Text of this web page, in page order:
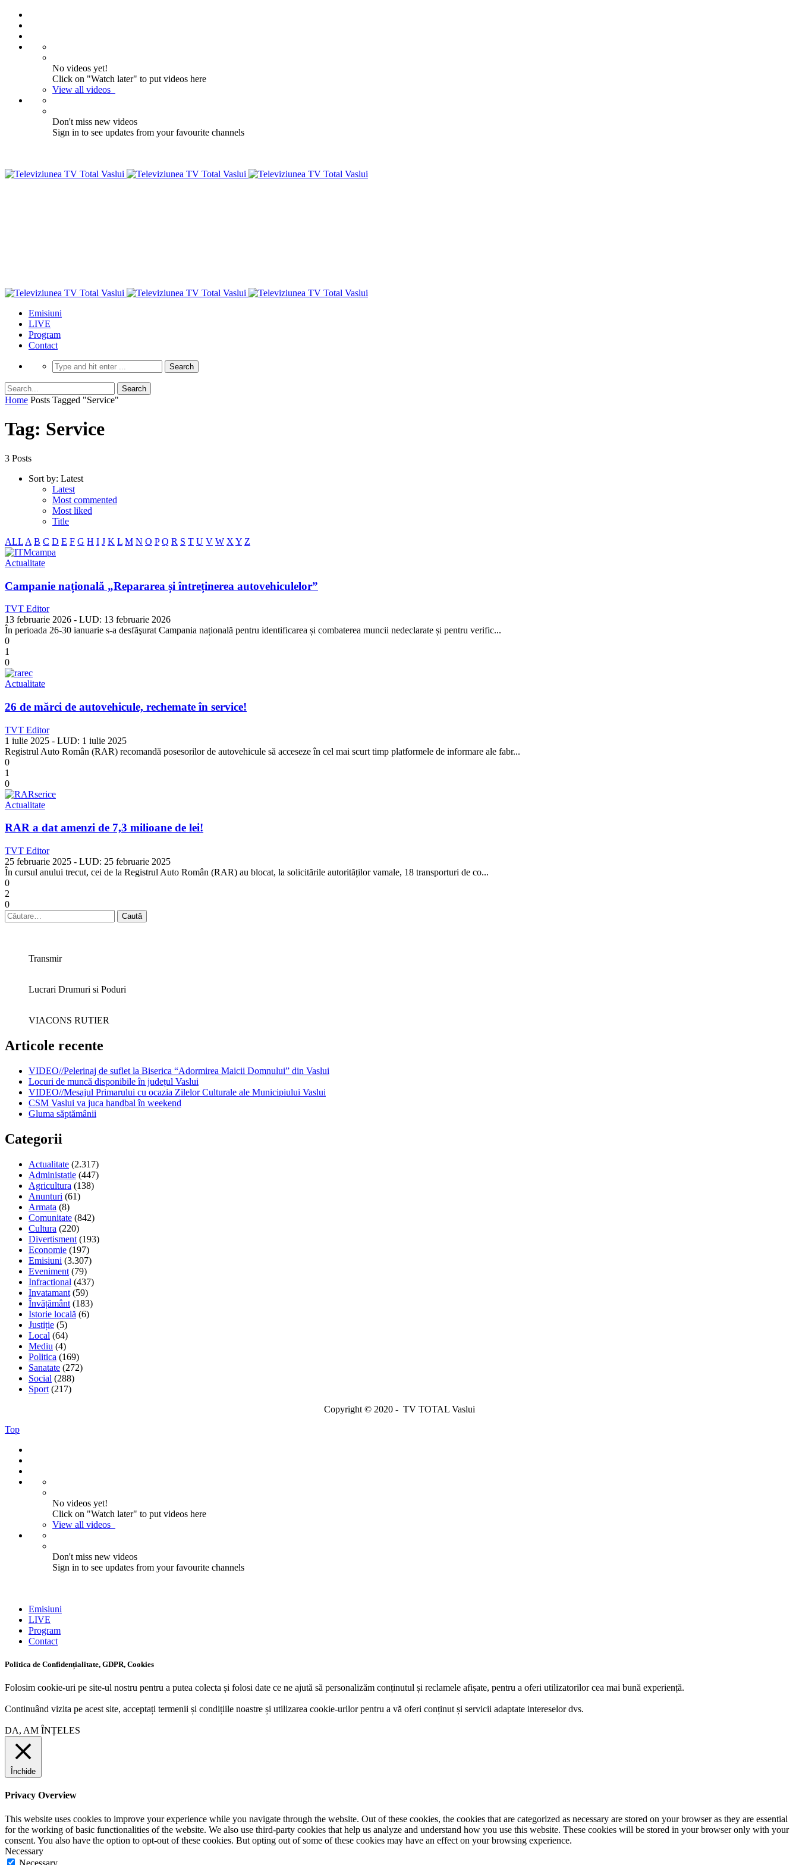
No videos yet!
Click on "Watch later" to put videos here
View all videos
Don't miss new videos
Sign in to see updates from your favourite channels
Emisiuni
LIVE
Program
Contact
Home Posts Tagged "Service"
Tag: Service
3 Posts
Sort by: Latest
Latest
Most commented
Most liked
Title
ALL A B C D E F G H I J K L M N O P Q R S T U V W X Y Z
Actualitate
Campanie națională „Repararea și întreținerea autovehiculelor”
TVT Editor
13 februarie 2026 - LUD: 13 februarie 2026
În perioada 26-30 ianuarie s-a desfăşurat Campania națională pentru identificarea și combaterea muncii nedeclarate și pentru verific...
0
1
0
Actualitate
26 de mărci de autovehicule, rechemate în service!
TVT Editor
1 iulie 2025 - LUD: 1 iulie 2025
Registrul Auto Român (RAR) recomandă posesorilor de autovehicule să acceseze în cel mai scurt timp platformele de informare ale fabr...
0
1
0
Actualitate
RAR a dat amenzi de 7,3 milioane de lei!
TVT Editor
25 februarie 2025 - LUD: 25 februarie 2025
În cursul anului trecut, cei de la Registrul Auto Român (RAR) au blocat, la solicitările autorităților vamale, 18 transporturi de co...
0
2
0
Caută
după:
Transmir
Lucrari Drumuri si Poduri
VIACONS RUTIER
Articole recente
VIDEO//Pelerinaj de suflet la Biserica “Adormirea Maicii Domnului” din Vaslui
Locuri de muncă disponibile în județul Vaslui
VIDEO//Mesajul Primarului cu ocazia Zilelor Culturale ale Municipiului Vaslui
CSM Vaslui va juca handbal în weekend
Gluma săptămânii
Categorii
Actualitate (2.317)
Administatie (447)
Agricultura (138)
Anunturi (61)
Armata (8)
Comunitate (842)
Cultura (220)
Divertisment (193)
Economie (197)
Emisiuni (3.307)
Eveniment (79)
Infractional (437)
Invatamant (59)
Învățământ (183)
Istorie locală (6)
Justiție (5)
Local (64)
Mediu (4)
Politica (169)
Sanatate (272)
Social (288)
Sport (217)
Copyright © 2020 - TV TOTAL Vaslui
Top
No videos yet!
Click on "Watch later" to put videos here
View all videos
Don't miss new videos
Sign in to see updates from your favourite channels
Emisiuni
LIVE
Program
Contact
Politica de Confidențialitate, GDPR, Cookies
Folosim cookie-uri pe site-ul nostru pentru a putea colecta și folosi date ce ne ajută să personalizăm conținutul și reclamele afișate, pentru a oferi utilizatorilor cea mai bună experiență.
Continuând vizita pe acest site, acceptați termenii și condițiile noastre și utilizarea cookie-urilor pentru a vă oferi conținut și servicii adaptate intereselor dvs.
DA, AM ÎNȚELES
Închide
Privacy Overview
This website uses cookies to improve your experience while you navigate through the website. Out of these cookies, the cookies that are categorized as necessary are stored on your browser as they are essential
for the working of basic functionalities of the website. We also use third-party cookies that help us analyze and understand how you use this website. These cookies will be stored in your browser only with your
consent. You also have the option to opt-out of these cookies. But opting out of some of these cookies may have an effect on your browsing experience.
Necessary
Necessary